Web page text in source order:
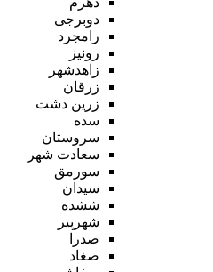
دوبرجی
رامجرد
رونیز
زاهدشهر
زرقان
زرین دشت
سده
سروستان
سعادت شهر
سورمق
سیدان
ششده
شهرپیر
صدرا
صغاد